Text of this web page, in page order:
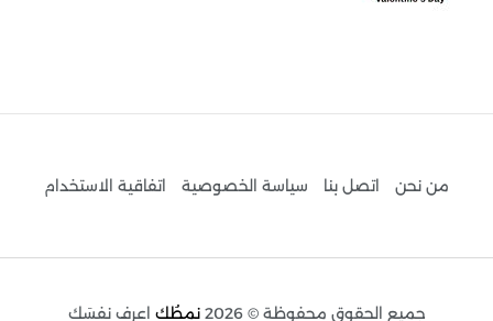
من نحن اتصل بنا سياسة الخصوصية اتفاقية الاستخدام
جميع الحقوق محفوظة © 2026 نمطُك اعرف نفسَك